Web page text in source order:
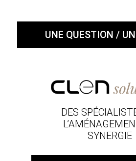
UNE QUESTION /
DES
SYNERGIE